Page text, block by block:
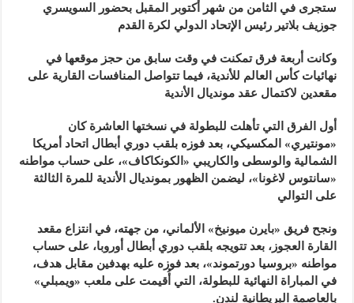
ستجرى في الثامن من شهر أكتوبر المقبل بحضور السويسري
جوزيف بلاتير رئيس الإتحاد الدولي لكرة القدم
وكانت أربعة فرق تمكنت في وقت سابق من حجز موقعها في
نهائيات كأس العالم للأندية، فيما تتواصل المنافسات القارية على
مقعدين لاكتمال عقد مونديال الأندية
أول الفرق التي تأهلت للبطولة في نسختها العاشرة كان
«مونتيري» المكسيكي، بعد فوزه بلقب دوري أبطال اتحاد أمريكا
الشمالية والوسطى والكاريبي «الكونكاكاف»، على حساب مواطنه
«سانتوس لاغونا»، ليضمن الظهور بمونديال الأندية للمرة الثالثة
على التوالي
ونجح فريق «بايرن ميونيخ» الألماني، من جهته، في انتزاع مقعد
القارة العجوز، بعد تتويجه بلقب دوري أبطال أوروبا، على حساب
مواطنه «بروسيا دورتموند»، بعد فوزه عليه بهدفين مقابل هدف،
في المباراة النهائية للبطولة، التي أُقيمت على ملعب «ويمبلي»
بالعاصمة البريطانية لندن.